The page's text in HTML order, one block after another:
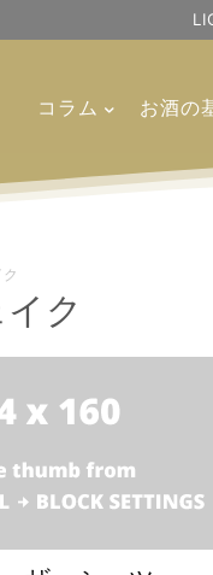
コラム お酒の
ク